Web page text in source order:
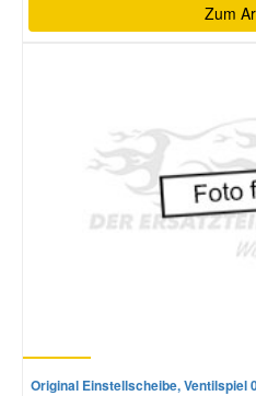
Zum
Original Einstellscheibe, Ventilspiel